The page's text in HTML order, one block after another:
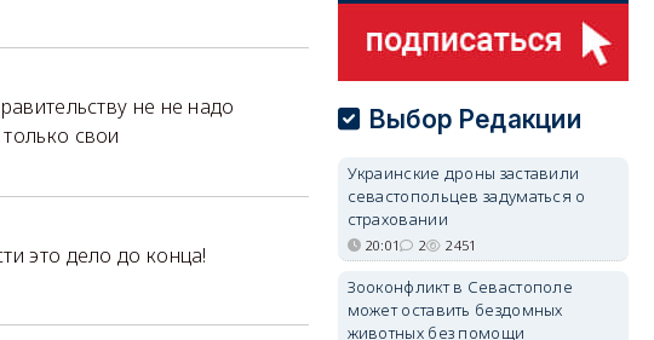
не не надо
свои
это дело до конца!
Выбор Редакции
Украинские дроны заставили
севастопольцев задуматься о
страховании
20:01 2 2451
Зооконфликт в Севастополе
может оставить бездомных
животных без помощи